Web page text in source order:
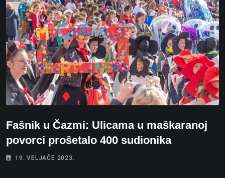
Fašnik u Čazmi: Ulicama u maškaranoj
povorci prošetalo 400 sudionika
19. VELJAČE 2023.